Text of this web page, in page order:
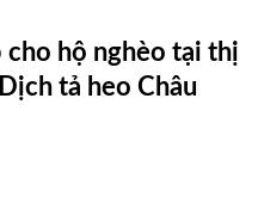
cho hộ nghèo tại thị
tả heo Châu